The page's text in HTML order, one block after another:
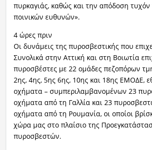
πυρκαγιάς, καθώς και την απόδοση τυχόν
ποινικών ευθυνών».
4 ώρες πριν
Οι δυνάμεις της πυροσβεστικής που
Συνολικά στην Αττική και στη Βοιωτία
πυροσβέστες με 22 ομάδες πεζοπόρων
2ης, 4ης, 5ης 6ης, 10ης και 18ης ΕΜΟΔΕ,
οχήματα – συμπεριλαμβανομένων 23
οχήματα από τη Γαλλία και 23
οχήματα από τη Ρουμανία, οι οποίοι
χώρα μας στο πλαίσιο της
πυροσβεστών.